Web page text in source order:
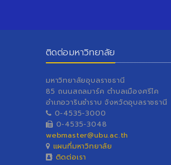
ติดต่อมหาวิทยาลัย
มหาวิทยาลัยอุบลราชธานี
85 ถนนสถลมาร์ค ตำบลเมืองศรีไค
อำเภอวารินชำราบ จังหวัดอุบลราชธานี
0-4535-3000
0-4535-3048
webmaster@ubu.ac.th
แผนที่มหาวิทยาลัย
ติดต่อเรา